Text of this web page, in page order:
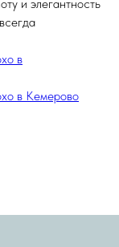
и элегантность
в
в Кемерово